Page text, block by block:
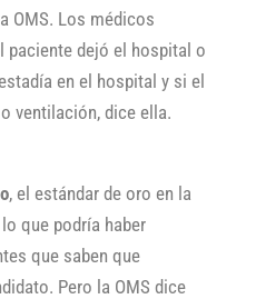
OMS. Los médicos
paciente dejó el hospital o
en el hospital y si el
ventilación, dice ella.
, el estándar de oro en la
que podría haber
que saben que
Pero la OMS dice